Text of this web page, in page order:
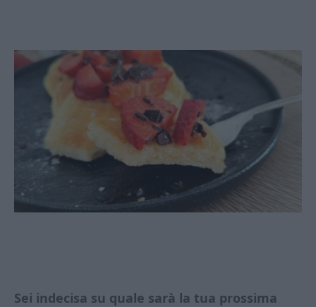
Sei indecisa su quale sarà la tua prossima